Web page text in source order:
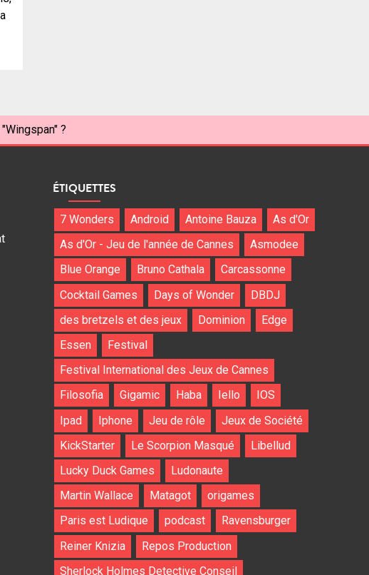
?
ÉTIQUETTES
7 Wonders Android Antoine Bauza
As d'Or
As d'Or - Jeu de l'année de Cannes
Asmodee
Blue Orange
Bruno Cathala
Carcassonne
Cocktail Games
Days of Wonder
DBDJ
des bretzels et des jeux
Dominion
Edge
Essen
Festival
Festival International des Jeux de Cannes
Filosofia
Gigamic Haba Iello
IOS
Ipad
Iphone Jeu de rôle
Jeux de Société
KickStarter
Le Scorpion Masqué
Libellud
Lucky Duck Games
Ludonaute
Martin Wallace
Matagot
origames
Paris est Ludique
podcast
Ravensburger
Reiner Knizia
Repos Production
Sherlock Holmes Detective Conseil